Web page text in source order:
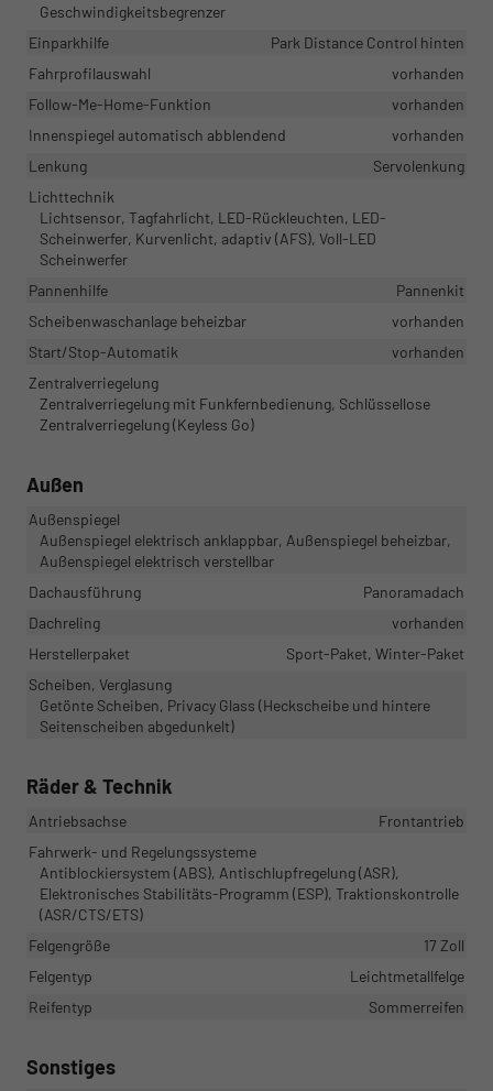
Geschwindigkeitsbegrenzer
Einparkhilfe
Park Distance Control hinten
Fahrprofilauswahl
vorhanden
Follow-Me-Home-Funktion
vorhanden
Innenspiegel automatisch abblendend
vorhanden
Lenkung
Servolenkung
Lichttechnik
Lichtsensor, Tagfahrlicht, LED-Rückleuchten, LED-
Scheinwerfer, Kurvenlicht, adaptiv (AFS), Voll-LED
Scheinwerfer
Pannenhilfe
Pannenkit
Scheibenwaschanlage beheizbar
vorhanden
Start/Stop-Automatik
vorhanden
Zentralverriegelung
Zentralverriegelung mit Funkfernbedienung, Schlüssellose
Zentralverriegelung (Keyless Go)
Außen
Außenspiegel
Außenspiegel elektrisch anklappbar, Außenspiegel beheizbar,
Außenspiegel elektrisch verstellbar
Dachausführung
Panoramadach
Dachreling
vorhanden
Herstellerpaket
Sport-Paket, Winter-Paket
Scheiben, Verglasung
Getönte Scheiben, Privacy Glass (Heckscheibe und hintere
Seitenscheiben abgedunkelt)
Räder & Technik
Antriebsachse
Frontantrieb
Fahrwerk- und Regelungssysteme
Antiblockiersystem (ABS), Antischlupfregelung (ASR),
Elektronisches Stabilitäts-Programm (ESP), Traktionskontrolle
(ASR/CTS/ETS)
Felgengröße
17 Zoll
Felgentyp
Leichtmetallfelge
Reifentyp
Sommerreifen
Sonstiges